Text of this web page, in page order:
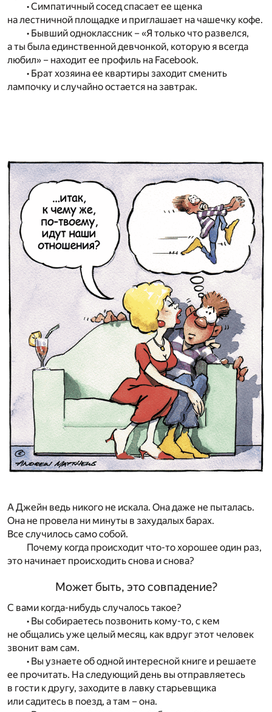
• Симпатичный сосед спасает ее щенка
на лестничной площадке и приглашает на чашечку кофе.
• Бывший одноклассник – «Я только что развелся,
а ты была единственной девчонкой, которую я всегда
любил» – находит ее профиль на Facebook.
• Брат хозяина ее квартиры заходит сменить
лампочку и случайно остается на завтрак.
А Джейн ведь никого не искала. Она даже не пыталась.
Она не провела ни минуты в захудалых барах.
Все случилось само собой.
Почему когда происходит что-то хорошее один раз,
это начинает происходить снова и снова?
Может быть, это совпадение?
С вами когда-нибудь случалось такое?
• Вы собираетесь позвонить кому-то, с кем
не общались уже целый месяц, как вдруг этот человек
звонит вам сам.
• Вы узнаете об одной интересной книге и решаете
ее прочитать. На следующий день вы отправляетесь
в гости к другу, заходите в лавку старьевщика
или садитесь в поезд, а там – она.